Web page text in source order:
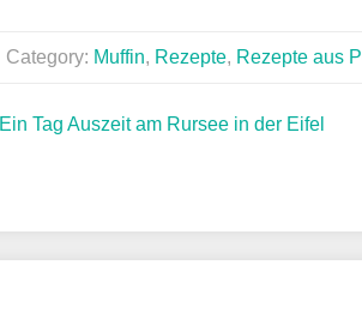
Category: Muffin, Rezepte, Rezepte aus
Ein Tag Auszeit am Rursee in der Eifel